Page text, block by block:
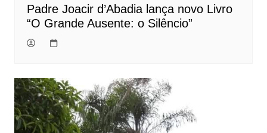
Padre Joacir d’Abadia lança novo Livro
“O Grande Ausente: o Silêncio”